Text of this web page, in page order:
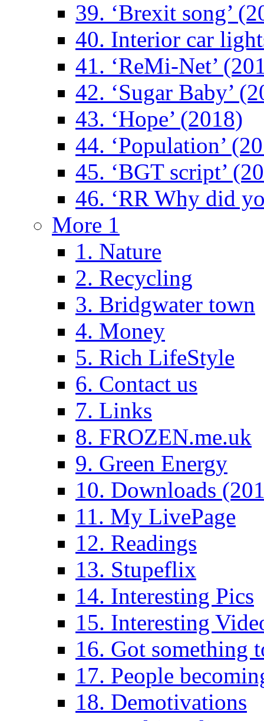
39. ‘Brexit song’
40. Interior car
41. ‘ReMi-Net’
42. ‘Sugar Baby’
43. ‘Hope’ (2018)
44. ‘Population’
45. ‘BGT script’
46. ‘RR Why did
More 1
1. Nature
2. Recycling
3. Bridgwater town
4. Money
5. Rich LifeStyle
6. Contact us
7. Links
8. FROZEN.me.uk
9. Green Energy
10. Downloads
11. My LivePage
12. Readings
13. Stupeflix
14. Interesting Pics
15. Interesting
16. Got something
17. People
18. Demotivations